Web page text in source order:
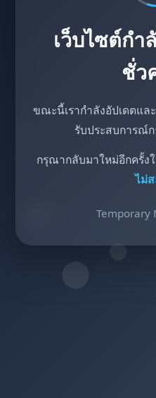
เว็บไซต์กำ
ชั่ว
ขณะนี้เรากำลังอัปเดตแล
รับประสบการณ์
กรุณากลับมาใหม่อีกครั้ง
ไม่
Temporary